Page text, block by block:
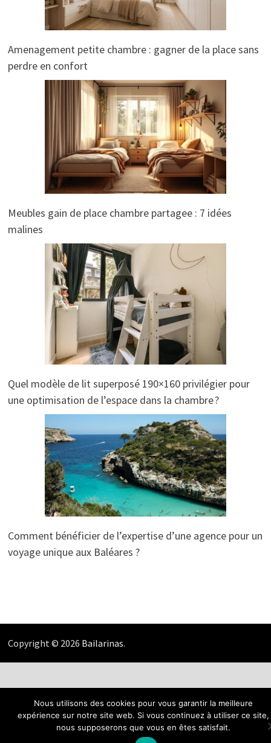
Amenagement petite chambre : gagner de la place sans
perdre en confort
Meubles gain de place chambre partagee : 7 idées
malines
Quel modèle de lit superposé 190×160 privilégier pour
une optimisation de l’espace dans la chambre ?
Comment bénéficier de l’expertise d’une agence pour un
voyage unique aux Baléares ?
Copyright © 2026 Bailarinas.
Nous utilisons des cookies pour vous garantir la meilleure
expérience sur notre site web. Si vous continuez à utiliser ce site,
nous supposerons que vous en êtes satisfait.